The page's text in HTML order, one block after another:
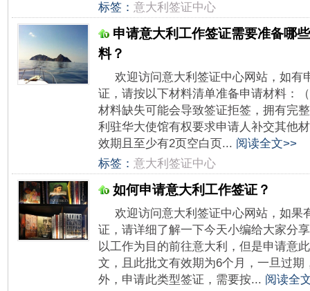
标签： 意大利签证中心
申请意大利工作签证需要准备哪
料？
欢迎访问意大利签证中心网站，如有
证，请按以下材料清单准备申请材料：
材料缺失可能会导致签证拒签，拥有完
利驻华大使馆有权要求申请人补交其他
效期且至少有2页空白页... 阅读全文>>
标签： 意大利签证中心
如何申请意大利工作签证？
欢迎访问意大利签证中心网站，如果
证，请详细了解一下今天小编给大家分
以工作为目的前往意大利，但是申请意
文，且此批文有效期为6个月，一旦过
外，申请此类型签证，需要按... 阅读全